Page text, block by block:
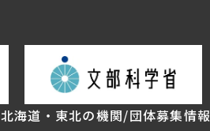
北海道・東北の機関/団体募集情報